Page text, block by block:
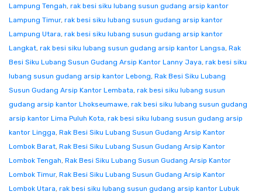
Lampung Tengah, rak besi siku lubang susun gudang arsip kantor
Lampung Timur, rak besi siku lubang susun gudang arsip kantor
Lampung Utara, rak besi siku lubang susun gudang arsip kantor
Langkat, rak besi siku lubang susun gudang arsip kantor Langsa, Rak
Besi Siku Lubang Susun Gudang Arsip Kantor Lanny Jaya, rak besi siku
lubang susun gudang arsip kantor Lebong, Rak Besi Siku Lubang
Susun Gudang Arsip Kantor Lembata, rak besi siku lubang susun
gudang arsip kantor Lhokseumawe, rak besi siku lubang susun gudang
arsip kantor Lima Puluh Kota, rak besi siku lubang susun gudang arsip
kantor Lingga, Rak Besi Siku Lubang Susun Gudang Arsip Kantor
Lombok Barat, Rak Besi Siku Lubang Susun Gudang Arsip Kantor
Lombok Tengah, Rak Besi Siku Lubang Susun Gudang Arsip Kantor
Lombok Timur, Rak Besi Siku Lubang Susun Gudang Arsip Kantor
Lombok Utara, rak besi siku lubang susun gudang arsip kantor Lubuk